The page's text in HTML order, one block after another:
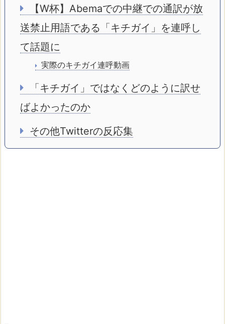
【W杯】Abemaでの中継での通訳が放
送禁止用語である「キチガイ」を連呼し
て話題に
実際のキチガイ連呼動画
「キチガイ」ではなくどのように訳せ
ばよかったのか
その他Twitterの反応集